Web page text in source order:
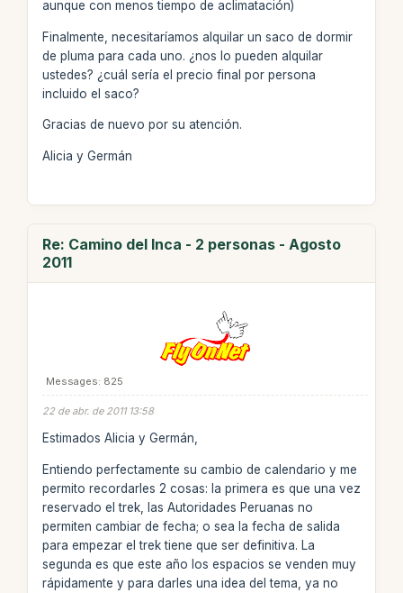
aunque con menos tiempo de aclimatación)
Finalmente, necesitaríamos alquilar un saco de dormir
de pluma para cada uno. ¿nos lo pueden alquilar
ustedes? ¿cuál sería el precio final por persona
incluido el saco?
Gracias de nuevo por su atención.
Alicia y Germán
Re: Camino del Inca - 2 personas - Agosto
2011
Messages: 825
22 de abr. de 2011 13:58
Estimados Alicia y Germán,
Entiendo perfectamente su cambio de calendario y me
permito recordarles 2 cosas: la primera es que una vez
reservado el trek, las Autoridades Peruanas no
permiten cambiar de fecha; o sea la fecha de salida
para empezar el trek tiene que ser definitiva. La
segunda es que este año los espacios se venden muy
rápidamente y para darles una idea del tema, ya no